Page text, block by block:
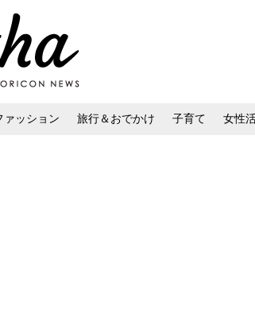
ァッション 旅行＆おでかけ 子育て 女性